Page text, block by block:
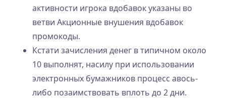
активности игрока вдобавок указаны во
ветви Акционные внушения вдобавок
промокоды.
Кстати зачисления денег в типичном около
10 выполнят, насилу при использовании
электронных бумажников процесс авось-
либо позаимствовать вплоть до 2 дни.